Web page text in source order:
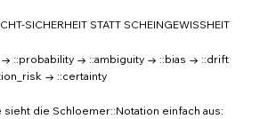
SICHERHEIT STATT SCHEINGEWISSHEIT
die Schloemer::Notation einfach aus:
→ ::probability → ::ambiguity → ::bias → ::drift
→ ::certainty